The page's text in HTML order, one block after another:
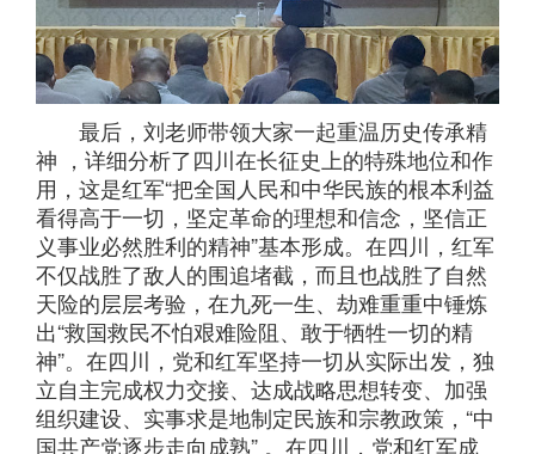
最后，刘老师带领大家一起重温历史传承精
神 ，详细分析了四川在长征史上的特殊地位和作
用，这是红军“把全国人民和中华民族的根本利益
看得高于一切，坚定革命的理想和信念，坚信正
义事业必然胜利的精神”基本形成。在四川，红军
不仅战胜了敌人的围追堵截，而且也战胜了自然
天险的层层考验，在九死一生、劫难重重中锤炼
出“救国救民不怕艰难险阻、敢于牺牲一切的精
神”。在四川，党和红军坚持一切从实际出发，独
立自主完成权力交接、达成战略思想转变、加强
组织建设、实事求是地制定民族和宗教政策，“中
国共产党逐步走向成熟” 。在四川，党和红军成